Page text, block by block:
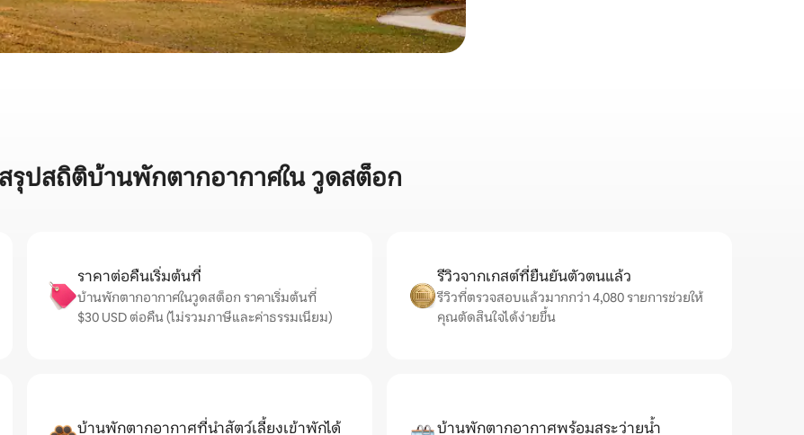
สรุปสถิติบ้านพักตากอากาศใน วูดสต็อก
ราคาต่อคืนเริ่มต้นที่
บ้านพักตากอากาศในวูดสต็อก ราคาเริ่มต้นที่
$30 USD ต่อคืน (ไม่รวมภาษีและค่าธรรมเนียม)
รีวิวจากเกสต์ที่ยืนยันตัวตนแล้ว
รีวิวที่ตรวจสอบแล้วมากกว่า 4,080 รายการช่วยให้
คุณตัดสินใจได้ง่ายขึ้น
บ้านพักตากอากาศที่นำสัตว์เลี้ยงเข้าพักได้ บ้านพักตากอากาศพร้อมสระว่ายน้ำ